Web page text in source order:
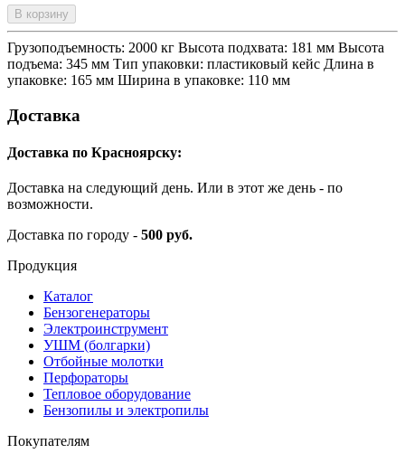
В корзину
Грузоподъемность: 2000 кг Высота подхвата: 181 мм Высота
подъема: 345 мм Тип упаковки: пластиковый кейс Длина в
упаковке: 165 мм Ширина в упаковке: 110 мм
Доставка
Доставка по Красноярску:
Доставка на следующий день. Или в этот же день - по
возможности.
Доставка по городу - 500 руб.
Продукция
Каталог
Бензогенераторы
Электроинструмент
УШМ (болгарки)
Отбойные молотки
Перфораторы
Тепловое оборудование
Бензопилы и электропилы
Покупателям